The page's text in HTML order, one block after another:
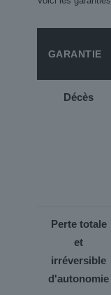
GARANTIE
Décès
Perte totale
et
irréversible
d'autonomie